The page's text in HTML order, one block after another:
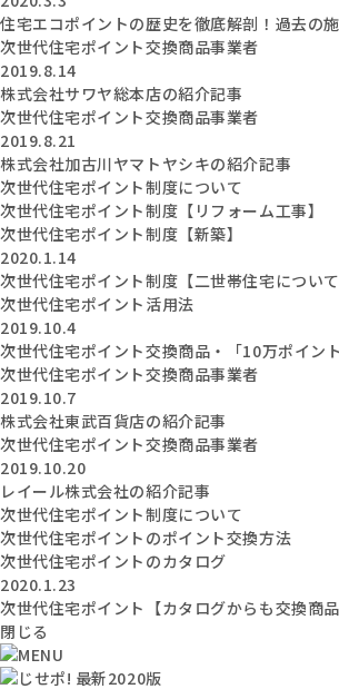
住宅エコポイントの歴史を徹底解剖！過去の
次世代住宅ポイント交換商品事業者
2019.8.14
株式会社サワヤ総本店の紹介記事
次世代住宅ポイント交換商品事業者
2019.8.21
株式会社加古川ヤマトヤシキの紹介記事
次世代住宅ポイント制度について
次世代住宅ポイント制度【リフォーム工事】
次世代住宅ポイント制度【新築】
2020.1.14
次世代住宅ポイント制度【二世帯住宅について
次世代住宅ポイント活用法
2019.10.4
次世代住宅ポイント交換商品・「10万ポイン
次世代住宅ポイント交換商品事業者
2019.10.7
株式会社東武百貨店の紹介記事
次世代住宅ポイント交換商品事業者
2019.10.20
レイール株式会社の紹介記事
次世代住宅ポイント制度について
次世代住宅ポイントのポイント交換方法
次世代住宅ポイントのカタログ
2020.1.23
次世代住宅ポイント【カタログからも交換商
閉じる